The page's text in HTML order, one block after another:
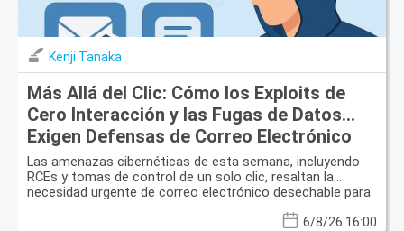
Kenji Tanaka
Más Allá del Clic: Cómo los Exploits de
Cero Interacción y las Fugas de Datos
Exigen Defensas de Correo Electrónico
Desechable
Las amenazas cibernéticas de esta semana, incluyendo
RCEs y tomas de control de un solo clic, resaltan la
necesidad urgente de correo electrónico desechable para
6/8/26 16:00